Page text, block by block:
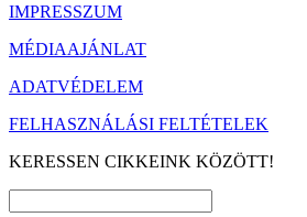
IMPRESSZUM
MÉDIAAJÁNLAT
ADATVÉDELEM
FELHASZNÁLÁSI FELTÉTELEK
KERESSEN CIKKEINK KÖZÖTT!